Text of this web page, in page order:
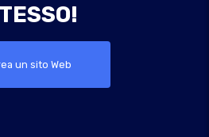
un sito Web